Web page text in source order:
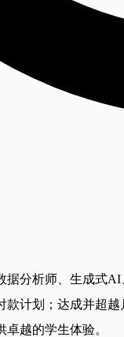
分析师、生成式
计划；达成并超
越的学生体验。